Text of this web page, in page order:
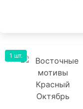
1 шт.